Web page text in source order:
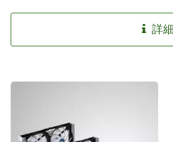
るためにUV耐性を備えていま
は、屋根のRV冷蔵庫換気ファ
提供でき、省エネ効果を実現し
詳細